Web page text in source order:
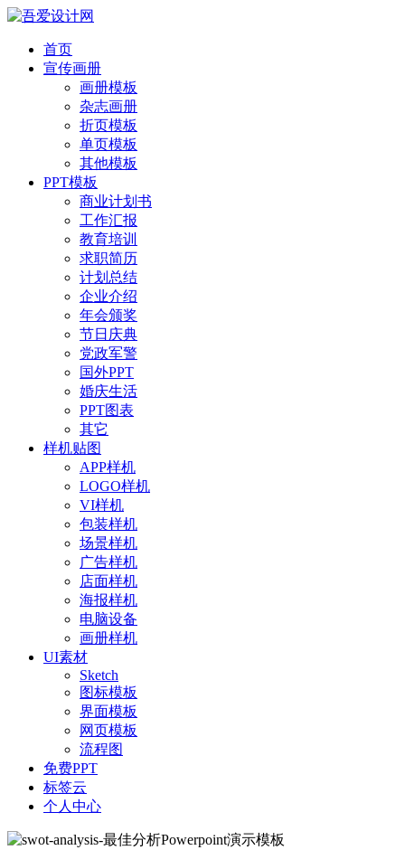
首页
宣传画册
画册模板
杂志画册
折页模板
单页模板
其他模板
PPT模板
商业计划书
工作汇报
教育培训
求职简历
计划总结
企业介绍
年会颁奖
节日庆典
党政军警
国外PPT
婚庆生活
PPT图表
其它
样机贴图
APP样机
LOGO样机
VI样机
包装样机
场景样机
广告样机
店面样机
海报样机
电脑设备
画册样机
UI素材
Sketch
图标模板
界面模板
网页模板
流程图
免费PPT
标签云
个人中心